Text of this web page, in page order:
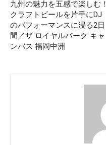
九州の魅力を五感で楽しむ！
クラフトビールを片手にDJ
のパフォーマンスに浸る2日
間／ザ ロイヤルパーク キャ
ンバス 福岡中洲